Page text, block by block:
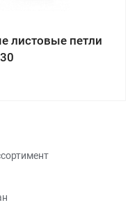
листовые петли